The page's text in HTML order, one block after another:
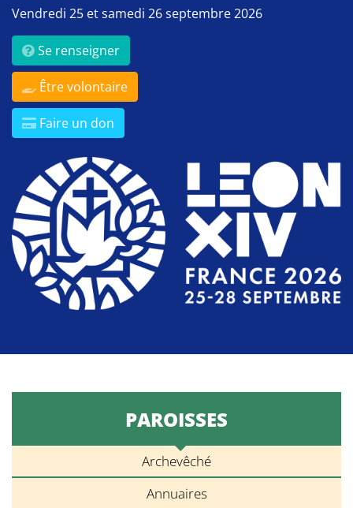
Vendredi 25 et samedi 26 septembre 2026
Se renseigner
Être volontaire
Faire un don
PAROISSES
Archevêché
Annuaires